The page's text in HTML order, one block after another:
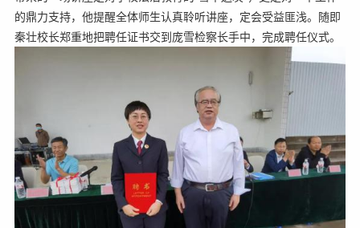
的鼎力支持，他提醒全体师生认真聆听讲座，定会受益匪浅。随即
秦壮校长郑重地把聘任证书交到庞雪检察长手中，完成聘任仪式。